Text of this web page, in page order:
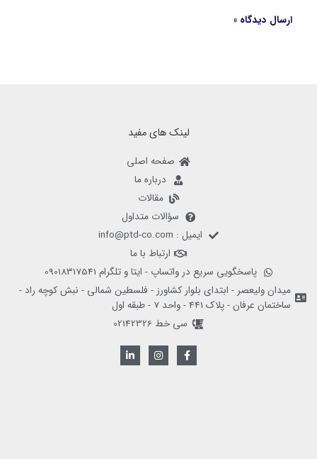
لینک های مفید
صفحه اصلی
درباره ما
مقالات
سؤالات متداول
ایمیل : info@ptd-co.com
ارتباط با ما
پاسخگویی سریع در واتساپ - ایتا و تلگرام 09018317541
میدان ولیعصر - ابتدای بلوار کشاورز - فلسطین شمالی - نبش کوچه راد -
ساختمان عرفان - پلاک 441 - واحد 7 - طبقه اول
سی خط 02142326
F
a
c
I
n
s
L
i
n